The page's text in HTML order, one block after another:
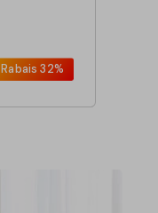
Rabais 32%